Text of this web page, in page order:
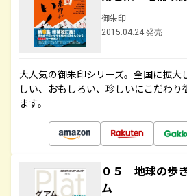
御朱印
2015.04.24 発売
大人気の御朱印シリーズ。全国に拡大
しい、おもしろい、珍しいにこだわり
ます。
０５ 地球の歩
ム